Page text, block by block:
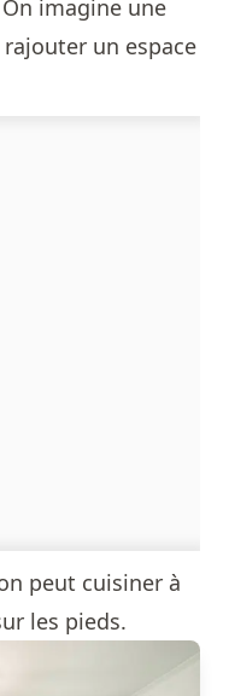
imagine une
un espace
peut cuisiner à
les pieds.